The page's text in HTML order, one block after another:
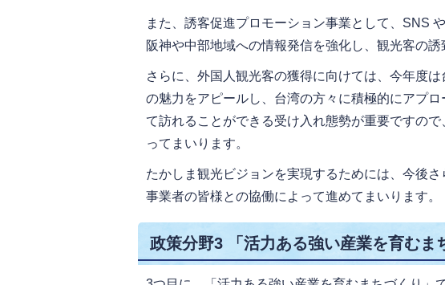
また、誘客促進プロモーション事業として、SNS
阪神や中部地域への情報発信を強化し、観光客の誘
さらに、外国人観光客の獲得に向けては、今年度
の魅力をアピールし、台湾の方々に積極的にアプ
て訪れることができる受け入れ態勢が重要ですの
ってまいります。
たかしま観光ビジョンを実現するためには、今後
事業者の皆様との協働によって進めてまいります。
政策分野3 「活力ある強い産業を育むま